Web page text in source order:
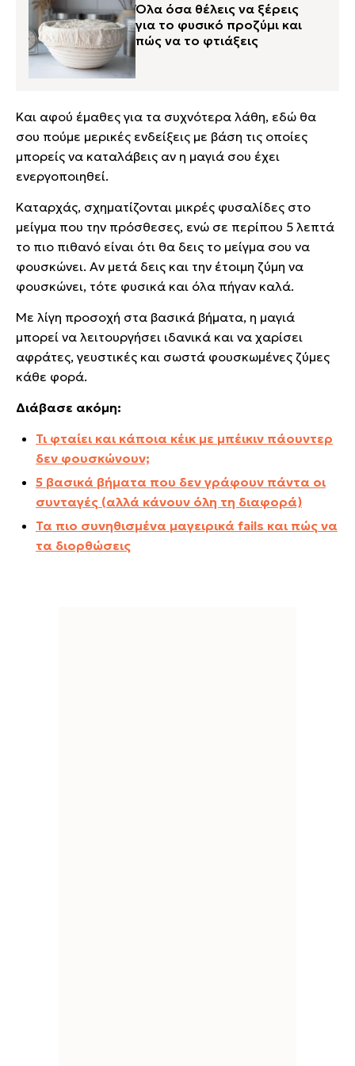
Όλα όσα θέλεις να ξέρεις
για το φυσικό προζύμι και
πώς να το φτιάξεις
Και αφού έμαθες για τα συχνότερα λάθη, εδώ θα
σου πούμε μερικές ενδείξεις με βάση τις οποίες
μπορείς να καταλάβεις αν η μαγιά σου έχει
ενεργοποιηθεί.
Καταρχάς, σχηματίζονται μικρές φυσαλίδες στο
μείγμα που την πρόσθεσες, ενώ σε περίπου 5 λεπτά
το πιο πιθανό είναι ότι θα δεις το μείγμα σου να
φουσκώνει. Αν μετά δεις και την έτοιμη ζύμη να
φουσκώνει, τότε φυσικά και όλα πήγαν καλά.
Με λίγη προσοχή στα βασικά βήματα, η μαγιά
μπορεί να λειτουργήσει ιδανικά και να χαρίσει
αφράτες, γευστικές και σωστά φουσκωμένες ζύμες
κάθε φορά.
Διάβασε ακόμη:
Τι φταίει και κάποια κέικ με μπέικιν πάουντερ
δεν φουσκώνουν;
5 βασικά βήματα που δεν γράφουν πάντα οι
συνταγές (αλλά κάνουν όλη τη διαφορά)
Τα πιο συνηθισμένα μαγειρικά fails και πώς να
τα διορθώσεις